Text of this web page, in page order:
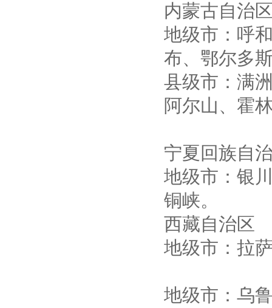
内蒙古自治
地级市：呼
布、鄂尔多
县级市：满
阿尔山、霍
宁夏回族自
地级市：银
铜峡。
西藏自治区
地级市：拉
地级市：乌